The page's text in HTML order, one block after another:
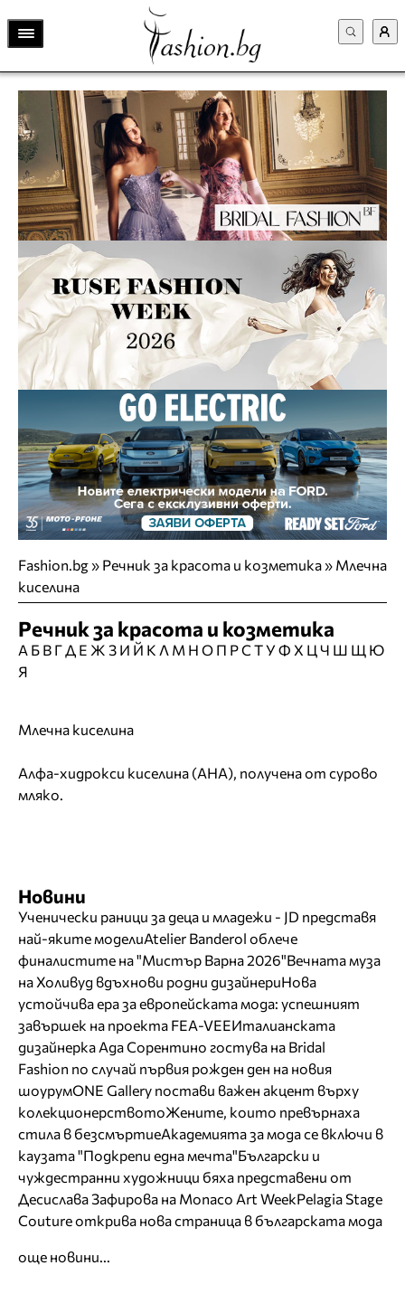
Fashion.bg» Речник за красота и козметика » Млечна
киселина
Речник за красота и козметика
А Б В ГД Е Ж З И Й К Л М Н О П РС ТУФ Х ЦЧ Ш Щ Ю
Я
Млечна киселина
Алфа-хидрокси киселина (АНА), получена от сурово
мляко.
Новини
Ученически раници за деца и младежи - JD представя
най-яките моделиAtelier Banderol облече
финалистите на "Мистър Варна 2026"Вечната муза
на Холивуд вдъхнови родни дизайнериНова
устойчива ера за европейската мода: успешният
завършек на проекта FEA-VEEИталианската
дизайнерка Ада Сорентино гостува на Bridal
Fashion по случай първия рожден ден на новия
шоурумONE Gallery постави важен акцент върху
колекционерствотоЖените, които превърнаха
стила в безсмъртиеАкадемията за мода се включи в
каузата "Подкрепи една мечта"Български и
чуждестранни художници бяха представени от
Десислава Зафирова на Monaco Art WeekPelagia Stage
Couture открива нова страница в българската мода
още новини...